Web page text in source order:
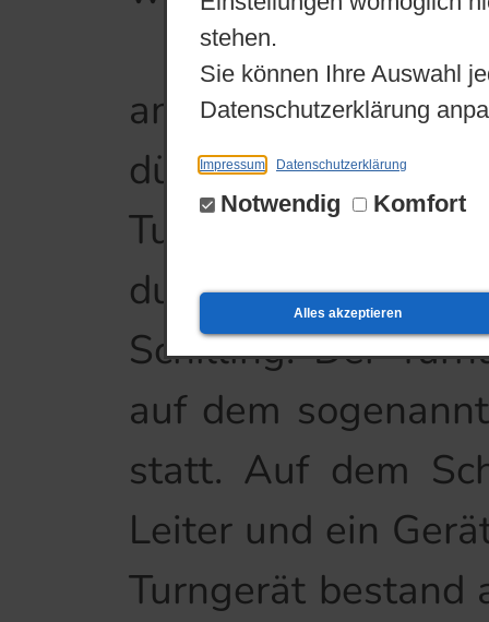
stehen.
Sie können Ihre Auswahl
Datenschutzerklärung
Impressum Datenschutzerklärung
Notwendig Komfort
Alles akzeptieren
Ab Michaelis
angestellt. Er
dürfte wohl der
Turnunterricht
durchgeführt. Die
Schilling. Der
auf dem
statt. Auf dem
Leiter und ein
Turngerät bestand